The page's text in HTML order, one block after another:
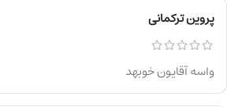
پروین ترکمانی
واسه آقایون خوبهد